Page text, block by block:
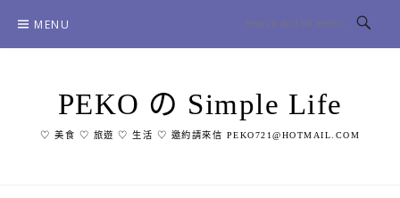
content
MENU
PEKO の Simple Life
♡ 美食 ♡ 旅遊 ♡ 生活 ♡ 邀約請來信 PEKO721@HOTMAIL.COM